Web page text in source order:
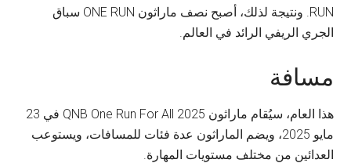
RUN. ونتيجة لذلك، أصبح نصف ماراثون ONE RUN سباق
الجري الريفي الرائد في العالم.
مسافة
هذا العام، سيُقام ماراثون QNB One Run For All 2025 في 23
مايو 2025، ويضم الماراثون عدة فئات للمسافات، ويستوعب
العدائين من مختلف مستويات المهارة.